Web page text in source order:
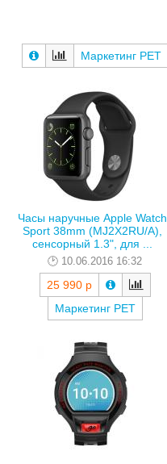
Маркетинг РЕТ
Часы наручные Apple Watch
Sport 38mm (MJ2X2RU/A),
сенсорный 1.3", для ...
10.06.2016 16:32
25 990 р
Маркетинг РЕТ